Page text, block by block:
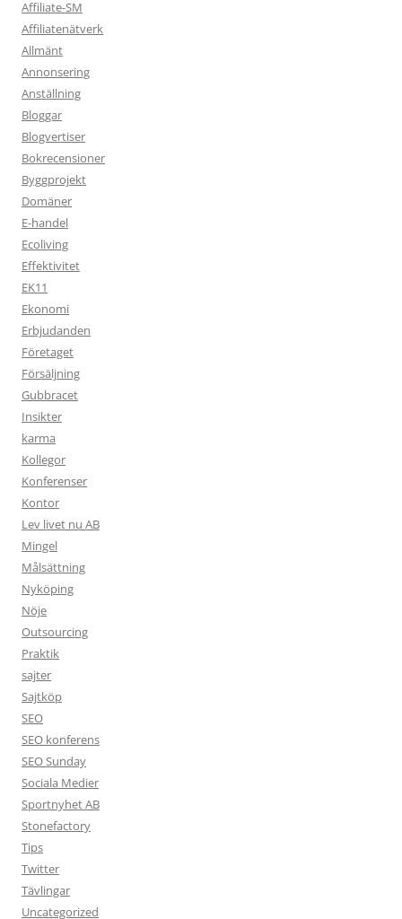
Affiliate-SM
Affiliatenätverk
Allmänt
Annonsering
Anställning
Bloggar
Blogvertiser
Bokrecensioner
Byggprojekt
Domäner
E-handel
Ecoliving
Effektivitet
EK11
Ekonomi
Erbjudanden
Företaget
Försäljning
Gubbracet
Insikter
karma
Kollegor
Konferenser
Kontor
Lev livet nu AB
Mingel
Målsättning
Nyköping
Nöje
Outsourcing
Praktik
sajter
Sajtköp
SEO
SEO konferens
SEO Sunday
Sociala Medier
Sportnyhet AB
Stonefactory
Tips
Twitter
Tävlingar
Uncategorized